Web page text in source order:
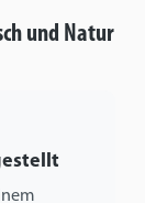
und Natur